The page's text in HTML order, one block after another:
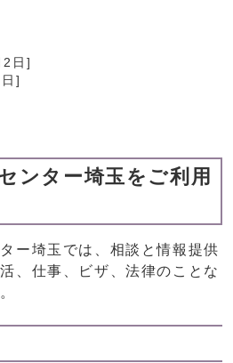
日 ]
]
ンター埼玉をご利用
ー埼玉では、相談と情報提供
、仕事、ビザ、法律のことな